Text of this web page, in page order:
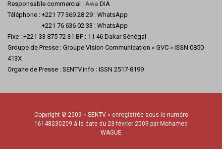
Responsable commercial : Awa DIA
Téléphone : +221 77 369 28 29 : WhatsApp
+221 76 636 02 33 : WhatsApp
Fixe : +221 33 875 72 31 BP : 11 46 Dakar Sénégal
Groupe de Presse : Groupe Vision Communication « GVC » ISSN 0850-
413X
Organe de Presse : SENTV.info : ISSN 2517-8199
Copyright © 2009 « SENTV » enregistrée sous le numéro
16148230209 à la date du 23 février 2009 par Mohamed
WAGUE